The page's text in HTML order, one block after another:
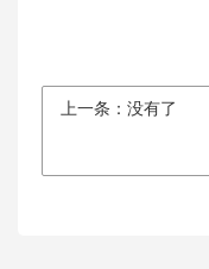
上一条：没有了